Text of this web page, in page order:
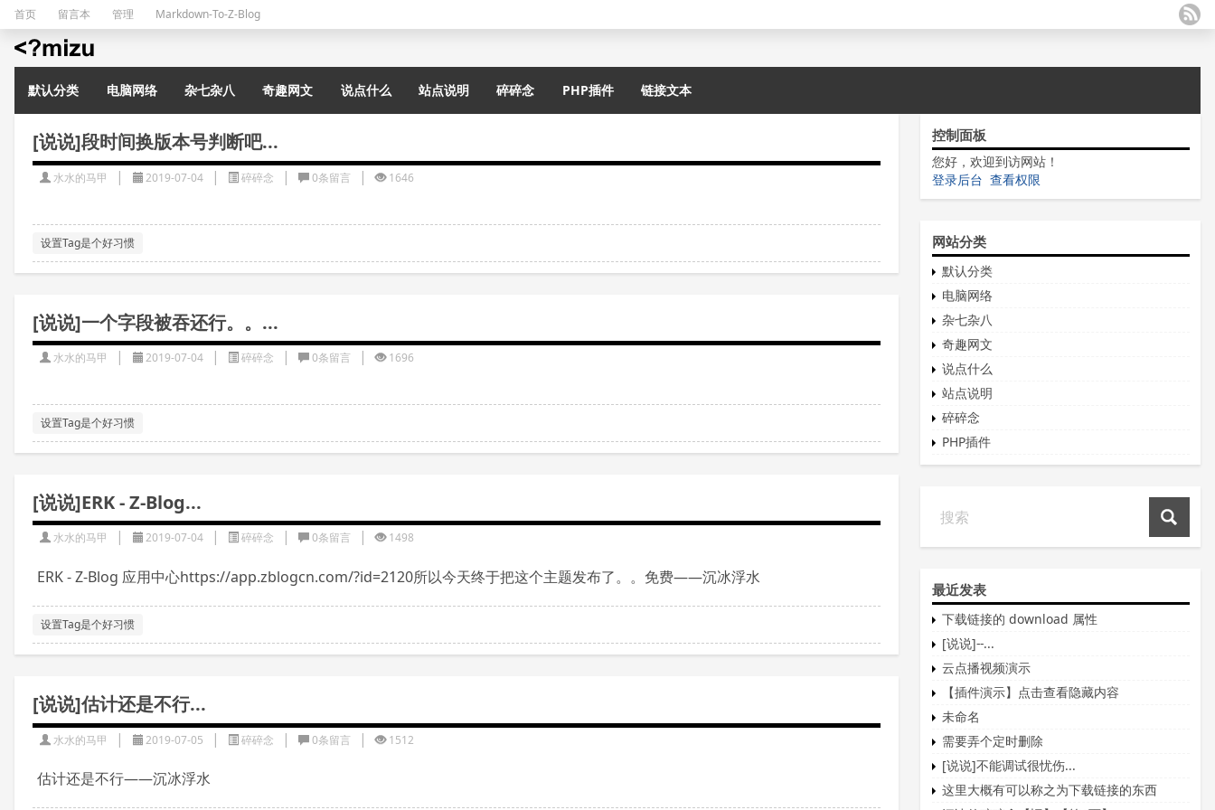
首页 留言本 管理 Markdown-To-Z-Blog
水水的演示站
默认分类 电脑网络 杂七杂八 奇趣网文 说点什么 站点说明 碎碎念 PHP插件 链接文本
[说说]段时间换版本号判断吧...
水水的马甲 | 2019-07-04 | 碎碎念 | 0条留言 | 1646
设置Tag是个好习惯
[说说]一个字段被吞还行。。...
水水的马甲 | 2019-07-04 | 碎碎念 | 0条留言 | 1696
设置Tag是个好习惯
[说说]ERK - Z-Blog...
水水的马甲 | 2019-07-04 | 碎碎念 | 0条留言 | 1498
ERK - Z-Blog 应用中心https://app.zblogcn.com/?id=2120所以今天终于把这个主题发布了。。免费——沉冰浮水
设置Tag是个好习惯
[说说]估计还是不行...
水水的马甲 | 2019-07-05 | 碎碎念 | 0条留言 | 1512
估计还是不行——沉冰浮水
控制面板
您好，欢迎到访网站！
登录后台 查看权限
网站分类
默认分类
电脑网络
杂七杂八
奇趣网文
说点什么
站点说明
碎碎念
PHP插件
最近发表
下载链接的 download 属性
[说说]--...
云点播视频演示
【插件演示】点击查看隐藏内容
未命名
需要弄个定时删除
[说说]不能调试很忧伤...
这里大概有可以称之为下载链接的东西